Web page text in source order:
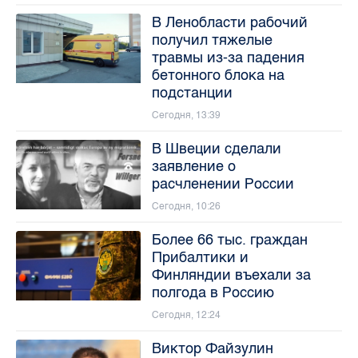
В Ленобласти рабочий
получил тяжелые
травмы из-за падения
бетонного блока на
подстанции
Сегодня, 13:39
В Швеции сделали
заявление о
расчленении России
Сегодня, 10:26
Более 66 тыс. граждан
Прибалтики и
Финляндии въехали за
полгода в Россию
Сегодня, 12:24
Виктор Файзулин